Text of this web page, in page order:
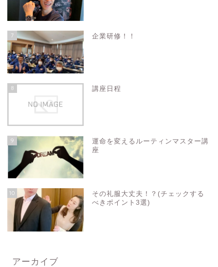
7 企業研修！！
8 講座日程
9
運命を変えるルーティンマスター講
座
10
その礼服大丈夫！？(チェックする
べきポイント3選)
アーカイブ